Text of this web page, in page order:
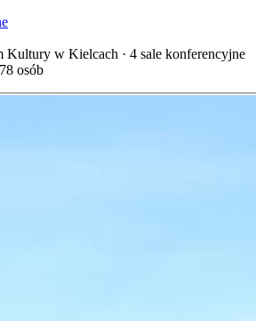
Kultury w Kielcach · 4 sale konferencyjne
osób